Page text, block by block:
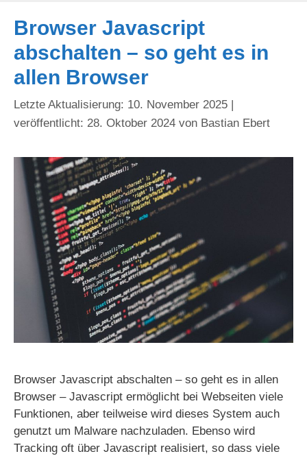
Browser Javascript
abschalten – so geht es in
allen Browser
10. November 2025
28. Oktober 2024 von Bastian Ebert
Browser Javascript abschalten – so geht es in allen
Browser – Javascript ermöglicht bei Webseiten viele
Funktionen, aber teilweise wird dieses System auch
genutzt um Malware nachzuladen. Ebenso wird
Tracking oft über Javascript realisiert, so dass viele